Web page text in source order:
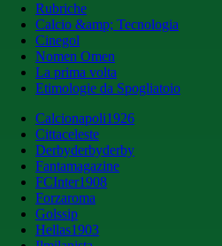
Rubriche
Calcio &amp; Tecnologia
Cinegol
Nomen Omen
La prima volta
Etimologie da Spogliatoio
Calcionapoli1926
Cittaceleste
Derbyderbyderby
Fantamagazine
FCInter1908
Forzaroma
Golssip
Hellas1903